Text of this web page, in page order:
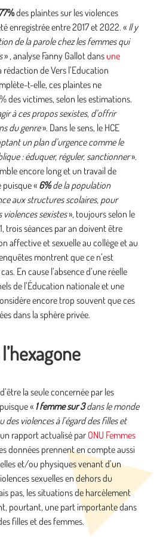
des plaintes sur les violences
enregistrée entre 2017 et 2022. « Il y
de la parole chez les femmes qui
» , analyse Fanny Gallot dans une
rédaction de Vers l’Education
t-elle, ces plaintes ne
des victimes, selon les estimations.
à ces propos sexistes, d’offrir
du genre». Dans le sens, le HCE
un plan d’urgence comme le
: éduquer, réguler, sanctionner».
encore long et un travail de
« 6%de la population
aux structures scolaires, pour
violences sexistes», toujours selon le
trois séances par an doivent être
affective et sexuelle au collège et au
montrent que ce n’est
En cause l’absence d’une réelle
de l’Éducation nationale et une
encore trop souvent que ces
dans la sphère privée.
la seule concernée par les
« 1 femme sur 3dans le monde
violences à l’égard des filles et
rapport actualisé par ONU Femmes
données prennent en compte aussi
et/ou physiques venant d’un
sexuelles en dehors du
pas, les situations de harcèlement
pourtant, une part importante dans
filles et des femmes.